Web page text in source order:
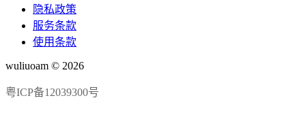
隐私政策
服务条款
使用条款
wuliuoam © 2026
粤ICP备12039300号